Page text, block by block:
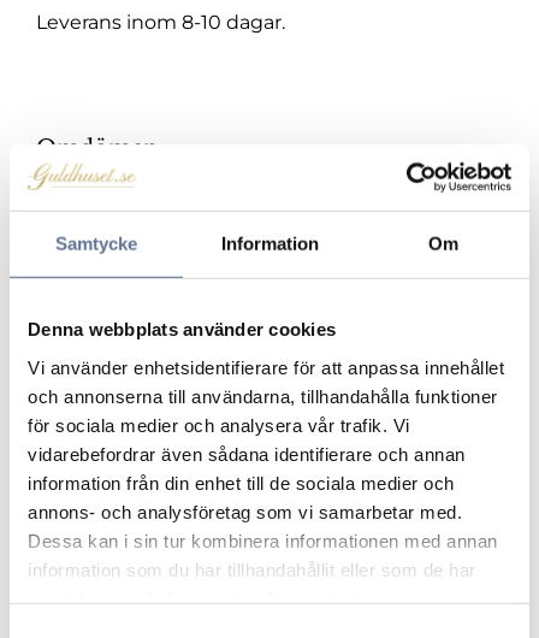
Samtycke Information Om
Denna webbplats använder cookies
Vi använder enhetsidentifierare för att anpassa innehållet
och annonserna till användarna, tillhandahålla funktioner
för sociala medier och analysera vår trafik. Vi
vidarebefordrar även sådana identifierare och annan
information från din enhet till de sociala medier och
annons- och analysföretag som vi samarbetar med.
Dessa kan i sin tur kombinera informationen med annan
information som du har tillhandahållit eller som de har
Leverans inom 8-10 dagar.
Omdömen
Produkter från samma kategori